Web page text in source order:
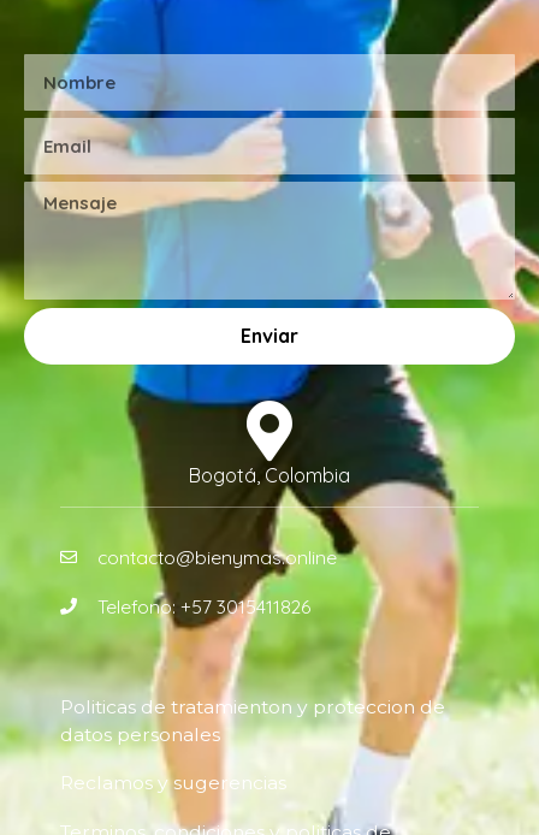
Enviar
Bogotá, Colombia
contacto@bienymas.online
Telefono: +57 3015411826
Politicas de tratamienton y proteccion de
datos personales
Reclamos y sugerencias